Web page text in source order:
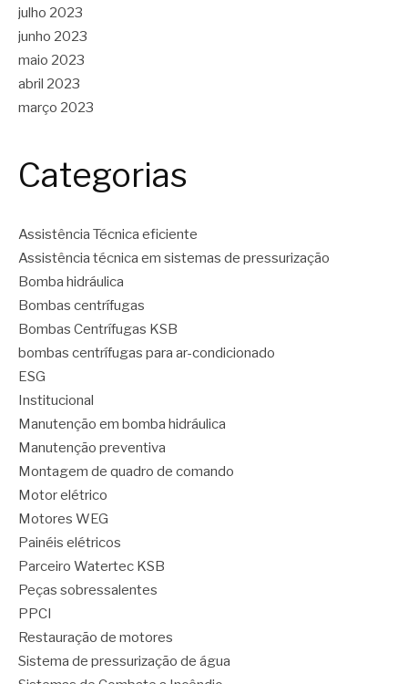
julho 2023
junho 2023
maio 2023
abril 2023
março 2023
Categorias
Assistência Técnica eficiente
Assistência técnica em sistemas de pressurização
Bomba hidráulica
Bombas centrífugas
Bombas Centrífugas KSB
bombas centrífugas para ar-condicionado
ESG
Institucional
Manutenção em bomba hidráulica
Manutenção preventiva
Montagem de quadro de comando
Motor elétrico
Motores WEG
Painéis elétricos
Parceiro Watertec KSB
Peças sobressalentes
PPCI
Restauração de motores
Sistema de pressurização de água